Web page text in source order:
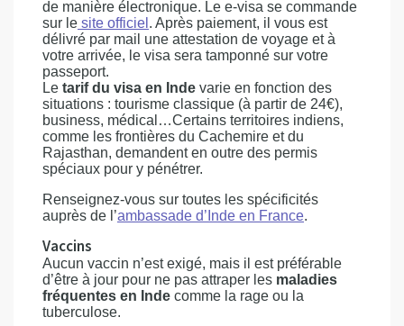
de manière électronique. Le e-visa se commande
sur le site officiel . Après paiement, il vous est
délivré par mail une attestation de voyage et à
votre arrivée, le visa sera tamponné sur votre
passeport.
Le tarif du visa en Inde varie en fonction des
situations : tourisme classique (à partir de 24€),
business, médical…Certains territoires indiens,
comme les frontières du Cachemire et du
Rajasthan, demandent en outre des permis
spéciaux pour y pénétrer.
Renseignez-vous sur toutes les spécificités
auprès de l’ambassade d’Inde en France.
Vaccins
Aucun vaccin n’est exigé, mais il est préférable
d’être à jour pour ne pas attraper les maladies
fréquentes en Inde comme la rage ou la
tuberculose.